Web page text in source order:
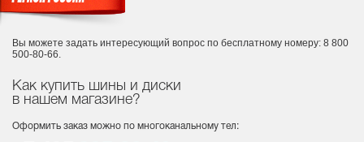
Как купить шины и диски
в нашем магазине?
Оформить заказ можно по многоканальному тел:
Вы можете задать интересующий вопрос по бесплатному номеру: 8 800
500-80-66.